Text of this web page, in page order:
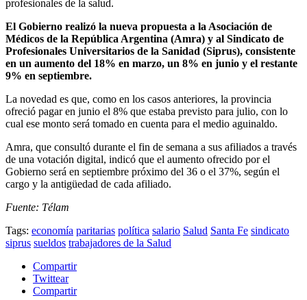
profesionales de la salud.
El Gobierno realizó la nueva propuesta a la Asociación de
Médicos de la República Argentina (Amra) y al Sindicato de
Profesionales Universitarios de la Sanidad (Siprus), consistente
en un aumento del 18% en marzo, un 8% en junio y el restante
9% en septiembre.
La novedad es que, como en los casos anteriores, la provincia
ofreció pagar en junio el 8% que estaba previsto para julio, con lo
cual ese monto será tomado en cuenta para el medio aguinaldo.
Amra, que consultó durante el fin de semana a sus afiliados a través
de una votación digital, indicó que el aumento ofrecido por el
Gobierno será en septiembre próximo del 36 o el 37%, según el
cargo y la antigüedad de cada afiliado.
Fuente: Télam
Tags: economía paritarias política salario Salud Santa Fe sindicato
siprus sueldos trabajadores de la Salud
Compartir
Twittear
Compartir